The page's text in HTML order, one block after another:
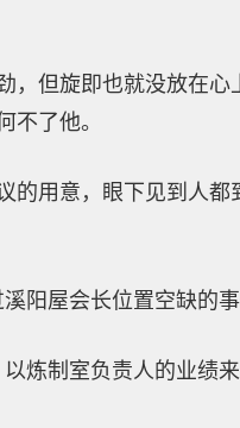
，但旋即也就没放在
不了他。
用意，眼下见到人
阳屋会长位置空缺的
炼制室负责人的业绩